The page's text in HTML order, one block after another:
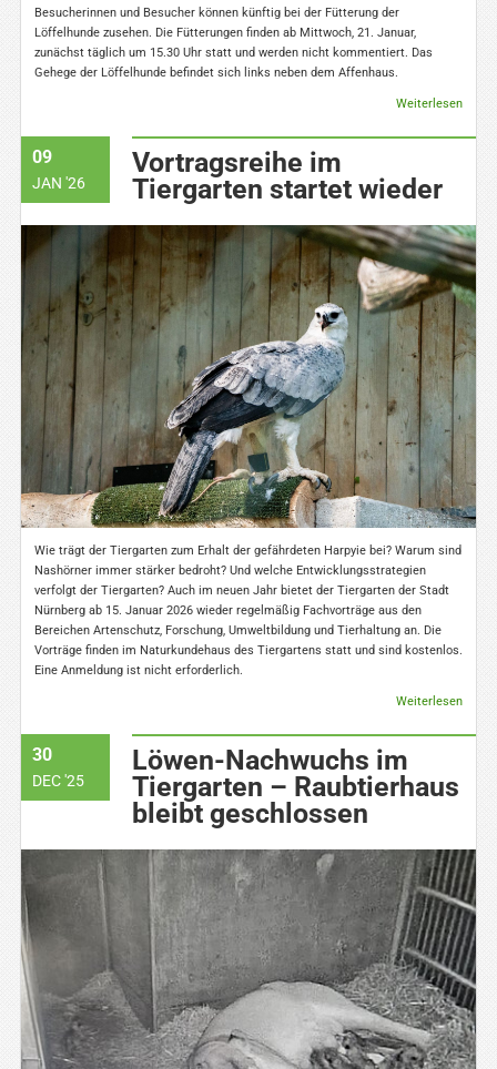
Besucherinnen und Besucher können künftig bei der Fütterung der
Löffelhunde zusehen. Die Fütterungen finden ab Mittwoch, 21. Januar,
zunächst täglich um 15.30 Uhr statt und werden nicht kommentiert. Das
Gehege der Löffelhunde befindet sich links neben dem Affenhaus.
Weiterlesen
09
JAN '26
Vortragsreihe im
Tiergarten startet wieder
Wie trägt der Tiergarten zum Erhalt der gefährdeten Harpyie bei? Warum sind
Nashörner immer stärker bedroht? Und welche Entwicklungsstrategien
verfolgt der Tiergarten? Auch im neuen Jahr bietet der Tiergarten der Stadt
Nürnberg ab 15. Januar 2026 wieder regelmäßig Fachvorträge aus den
Bereichen Artenschutz, Forschung, Umweltbildung und Tierhaltung an. Die
Vorträge finden im Naturkundehaus des Tiergartens statt und sind kostenlos.
Eine Anmeldung ist nicht erforderlich.
Weiterlesen
30
DEC '25
Löwen-Nachwuchs im
Tiergarten – Raubtierhaus
bleibt geschlossen